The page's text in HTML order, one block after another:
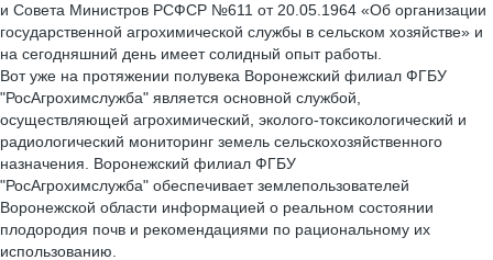
и Совета Министров РСФСР №611 от 20.05.1964 «Об организации
государственной агрохимической службы в сельском хозяйстве» и
на сегодняшний день имеет солидный опыт работы.
Вот уже на протяжении полувека Воронежский филиал ФГБУ
"РосАгрохимслужба" является основной службой,
осуществляющей агрохимический, эколого-токсикологический и
радиологический мониторинг земель сельскохозяйственного
назначения. Воронежский филиал ФГБУ
"РосАгрохимслужба" обеспечивает землепользователей
Воронежской области информацией о реальном состоянии
плодородия почв и рекомендациями по рациональному их
использованию.